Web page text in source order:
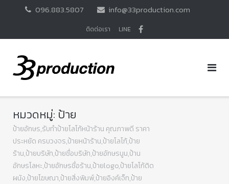
096.883.5807 info@33production.com
ติดต่อเรา LINE
หมวดหมู่: ป้าย
ป้ายอักษร,รับทำป้ายโลโก้หน้าร้าน คุณภาพดี ราคา
ประหยัด ครบวงจร,ป้ายหน้าร้าน,ป้ายโลโก้,ป้าย
ร้าน,ป้ายบริษัท,ป้ายชื่อบริษัท,ป้ายอักษรนูน,ป้าน
อักษรโลหะ,ป้ายอักษรชื่อร้าน,ป้ายlogo,ป้ายโลโก้ติด
ผนัง,ป้ายโฆษณา,ป้ายสิ่งพิมพ์,ป้ายอิงค์เจ็ท,ป้าย